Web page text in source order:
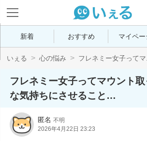
新着 おすすめ マイペー
いぇる 心の悩み フレネミー女子ってマ
フレネミー女子ってマウント
な気持ちにさせること…
匿名 不明
2026年4月22日 23:23